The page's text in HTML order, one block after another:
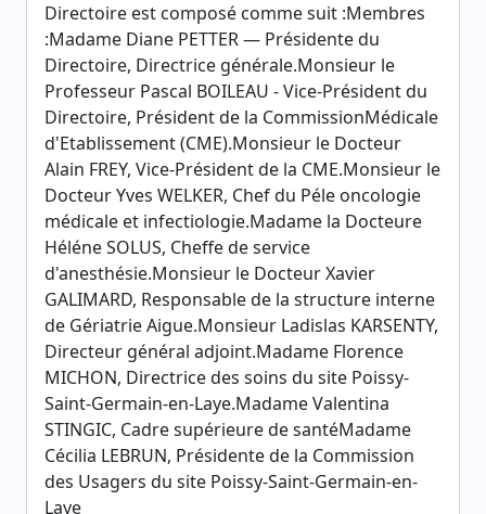
Directoire est composé comme suit :Membres
:Madame Diane PETTER — Présidente du
Directoire, Directrice générale.Monsieur le
Professeur Pascal BOILEAU - Vice-Président du
Directoire, Président de la CommissionMédicale
d'Etablissement (CME).Monsieur le Docteur
Alain FREY, Vice-Président de la CME.Monsieur le
Docteur Yves WELKER, Chef du Péle oncologie
médicale et infectiologie.Madame la Docteure
Héléne SOLUS, Cheffe de service
d'anesthésie.Monsieur le Docteur Xavier
GALIMARD, Responsable de la structure interne
de Gériatrie Aigue.Monsieur Ladislas KARSENTY,
Directeur général adjoint.Madame Florence
MICHON, Directrice des soins du site Poissy-
Saint-Germain-en-Laye.Madame Valentina
STINGIC, Cadre supérieure de santéMadame
Cécilia LEBRUN, Présidente de la Commission
des Usagers du site Poissy-Saint-Germain-en-
Laye